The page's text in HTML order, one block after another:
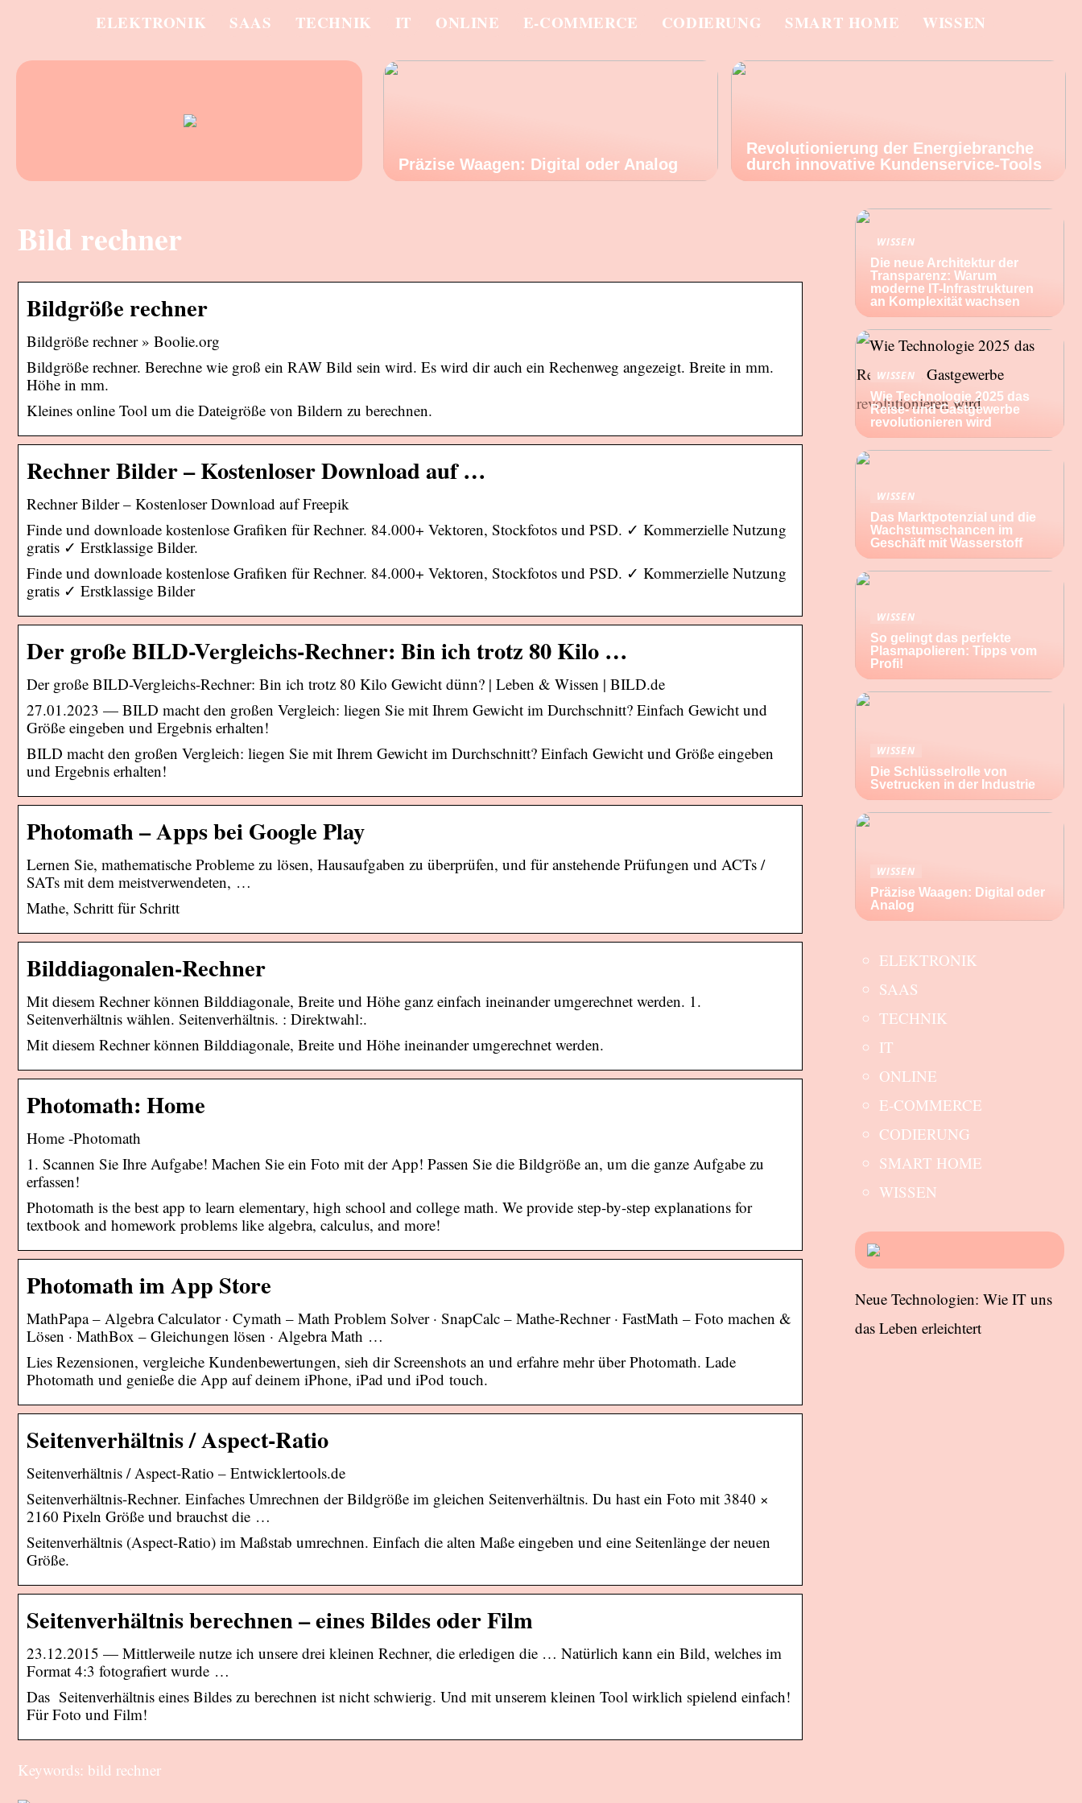
ELEKTRONIK SAAS TECHNIK IT ONLINE E-COMMERCE CODIERUNG SMART HOME WISSEN
Präzise Waagen: Digital oder Analog
Revolutionierung der Energiebranche
durch innovative Kundenservice-Tools
Bild rechner
Bildgröße rechner
Bildgröße rechner » Boolie.org
Bildgröße rechner. Berechne wie groß ein RAW Bild sein wird. Es wird dir auch ein Rechenweg angezeigt. Breite in mm.
Höhe in mm.
Kleines online Tool um die Dateigröße von Bildern zu berechnen.
Rechner Bilder – Kostenloser Download auf …
Rechner Bilder – Kostenloser Download auf Freepik
Finde und downloade kostenlose Grafiken für Rechner. 84.000+ Vektoren, Stockfotos und PSD. ✓ Kommerzielle Nutzung
gratis ✓ Erstklassige Bilder.
Finde und downloade kostenlose Grafiken für Rechner. 84.000+ Vektoren, Stockfotos und PSD. ✓ Kommerzielle Nutzung
gratis ✓ Erstklassige Bilder
Der große BILD-Vergleichs-Rechner: Bin ich trotz 80 Kilo …
Der große BILD-Vergleichs-Rechner: Bin ich trotz 80 Kilo Gewicht dünn? | Leben & Wissen | BILD.de
27.01.2023 — BILD macht den großen Vergleich: liegen Sie mit Ihrem Gewicht im Durchschnitt? Einfach Gewicht und
Größe eingeben und Ergebnis erhalten!
BILD macht den großen Vergleich: liegen Sie mit Ihrem Gewicht im Durchschnitt? Einfach Gewicht und Größe eingeben
und Ergebnis erhalten!
Photomath – Apps bei Google Play
Lernen Sie, mathematische Probleme zu lösen, Hausaufgaben zu überprüfen, und für anstehende Prüfungen und ACTs /
SATs mit dem meistverwendeten, …
Mathe, Schritt für Schritt
Bilddiagonalen-Rechner
Mit diesem Rechner können Bilddiagonale, Breite und Höhe ganz einfach ineinander umgerechnet werden. 1.
Seitenverhältnis wählen. Seitenverhältnis. : Direktwahl:.
Mit diesem Rechner können Bilddiagonale, Breite und Höhe ineinander umgerechnet werden.
Photomath: Home
Home -Photomath
1. Scannen Sie Ihre Aufgabe! Machen Sie ein Foto mit der App! Passen Sie die Bildgröße an, um die ganze Aufgabe zu
erfassen!
Photomath is the best app to learn elementary, high school and college math. We provide step-by-step explanations for
textbook and homework problems like algebra, calculus, and more!
Photomath im App Store
MathPapa – Algebra Calculator · Cymath – Math Problem Solver · SnapCalc – Mathe-Rechner · FastMath – Foto machen &
Lösen · MathBox – Gleichungen lösen · Algebra Math …
Lies Rezensionen, vergleiche Kundenbewertungen, sieh dir Screenshots an und erfahre mehr über Photomath. Lade
Photomath und genieße die App auf deinem iPhone, iPad und iPod touch.
Seitenverhältnis / Aspect-Ratio
Seitenverhältnis / Aspect-Ratio – Entwicklertools.de
Seitenverhältnis-Rechner. Einfaches Umrechnen der Bildgröße im gleichen Seitenverhältnis. Du hast ein Foto mit 3840 ×
2160 Pixeln Größe und brauchst die …
Seitenverhältnis (Aspect-Ratio) im Maßstab umrechnen. Einfach die alten Maße eingeben und eine Seitenlänge der neuen
Größe.
Seitenverhältnis berechnen – eines Bildes oder Film
23.12.2015 — Mittlerweile nutze ich unsere drei kleinen Rechner, die erledigen die … Natürlich kann ein Bild, welches im
Format 4:3 fotografiert wurde …
Das Seitenverhältnis eines Bildes zu berechnen ist nicht schwierig. Und mit unserem kleinen Tool wirklich spielend einfach!
Für Foto und Film!
Keywords: bild rechner
WISSEN
Die neue Architektur der
Transparenz: Warum
moderne IT-Infrastrukturen
an Komplexität wachsen
WISSEN
Wie Technologie 2025 das
Reise- und Gastgewerbe
revolutionieren wird
WISSEN
Das Marktpotenzial und die
Wachstumschancen im
Geschäft mit Wasserstoff
WISSEN
So gelingt das perfekte
Plasmapolieren: Tipps vom
Profi!
WISSEN
Die Schlüsselrolle von
Svetrucken in der Industrie
WISSEN
Präzise Waagen: Digital oder
Analog
ELEKTRONIK
SAAS
TECHNIK
IT
ONLINE
E-COMMERCE
CODIERUNG
SMART HOME
WISSEN
Neue Technologien: Wie IT uns
das Leben erleichtert